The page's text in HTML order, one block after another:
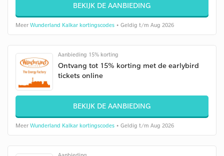
BEKIJK DE AANBIEDING
Meer Wunderland Kalkar kortingscodes • Geldig t/m Aug 2026
Aanbieding 15% korting
Ontvang tot 15% korting met de earlybird
tickets online
BEKIJK DE AANBIEDING
Meer Wunderland Kalkar kortingscodes • Geldig t/m Aug 2026